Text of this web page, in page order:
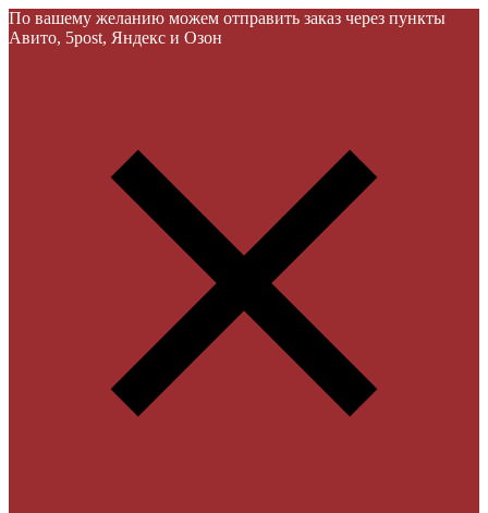
По вашему желанию можем отправить заказ через пункты
Авито, 5post, Яндекс и Озон